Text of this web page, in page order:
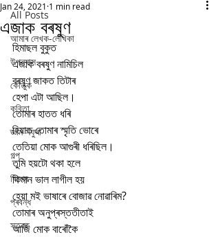
All Posts
আমাৰ লেখক-লেখিকা
উপন্যাস
কৌতুক
কবিতা
জ্ঞান সঁফুৰা
গল্প
বিশেষ
প্ৰবন্ধ
স্তৱক
এজাক বৰষুণ
Jan 24, 2021 1 min read
হিমাছল বুকুত
এজাক বৰষুণ নামিচিল
বৰষুণ জাকত তিটাৰ
হেপা এটা আছিল।
তোমাৰ হাতত ধৰি
হিয়াত তোমাৰ স্মৃতি ভোৰে
তেতিয়া মোক আগুৰী ধৰিছিল।
তুমি হয়টো থকা হলে
কিমান ভাল লাগীল হয়
হেয়া মই ভাষাৰে বোজাৱ নোৱাৰিম?
তোমাৰ অনুপ্ৰস্ততীতাই
আজি মোক বাৰোঁকৈ